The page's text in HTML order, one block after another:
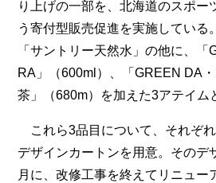
り上げの一部を、北海道のスポー
う寄付型販売促進を実施している
「サントリー天然水」の他に、
RA」（600ml）、「GREEN DA
茶」（680m）を加えた3アテイム
これら3品目について、それぞ
デザインカートンを用意。そのデ
月に、改修工事を終えてリニュー